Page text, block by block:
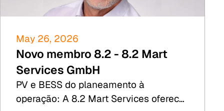
May 26, 2026
Novo membro 8.2 - 8.2 Mart
Services GmbH
PV e BESS do planeamento à
operação: A 8.2 Mart Services oferece